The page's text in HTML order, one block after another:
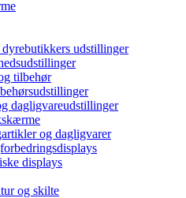
udstillinger
tilbehør
dagligvareudstillinger
og dagligvarer
displays
og skilte